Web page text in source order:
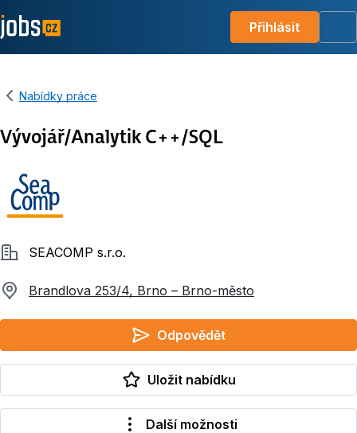
Přihlásit
Nabídky práce
Vývojář/Analytik C++/SQL
SpolečnostSEACOMP s.r.o.
Brandlova 253/4, Brno – Brno-město
Odpovědět
Uložit nabídku
Další možnosti